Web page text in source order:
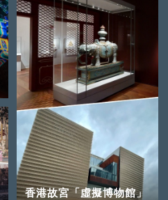
香港故宮「虛擬博物館」